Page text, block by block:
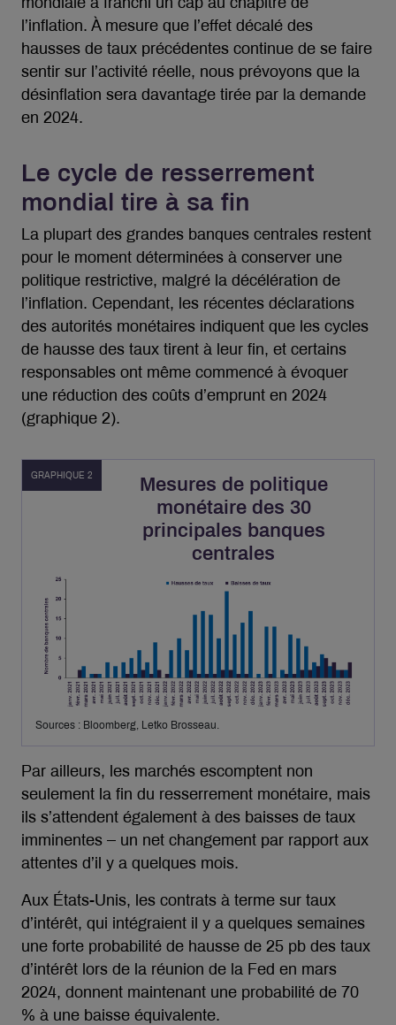
l’inflation. À mesure que l’effet décalé des
hausses de taux précédentes continue de se faire
sentir sur l’activité réelle, nous prévoyons que la
désinflation sera davantage tirée par la demande
en 2024.
Le cycle de resserrement
mondial tire à sa fin
La plupart des grandes banques centrales restent
pour le moment déterminées à conserver une
politique restrictive, malgré la décélération de
l’inflation. Cependant, les récentes déclarations
des autorités monétaires indiquent que les cycles
de hausse des taux tirent à leur fin, et certains
responsables ont même commencé à évoquer
une réduction des coûts d’emprunt en 2024
(graphique 2).
GRAPHIQUE 2
Mesures de politique
monétaire des 30
principales banques
centrales
Sources : Bloomberg, Letko Brosseau.
Par ailleurs, les marchés escomptent non
seulement la fin du resserrement monétaire, mais
ils s’attendent également à des baisses de taux
imminentes – un net changement par rapport aux
attentes d’il y a quelques mois.
Aux États-Unis, les contrats à terme sur taux
d’intérêt, qui intégraient il y a quelques semaines
une forte probabilité de hausse de 25 pb des taux
d’intérêt lors de la réunion de la Fed en mars
2024, donnent maintenant une probabilité de 70
% à une baisse équivalente.